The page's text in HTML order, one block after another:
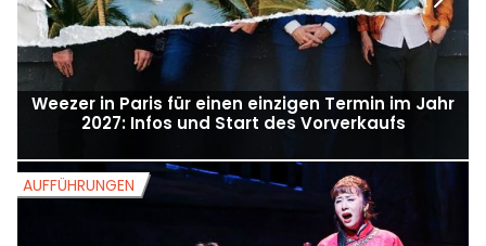
Weezer in Paris für einen einzigen Termin im Jahr
2027: Infos und Start des Vorverkaufs
AUFFÜHRUNGEN